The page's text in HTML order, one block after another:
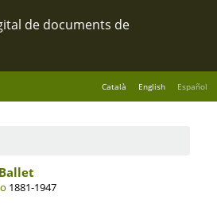
Català English Español
1881-1947